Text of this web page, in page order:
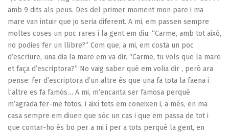
amb 9 dits als peus. Des del primer moment mon pare i ma
mare van intuir que jo seria diferent. A mi, em passen sempre
moltes coses un poc rares i la gent em diu: “Carme, amb tot això,
no podies fer un llibre?” Com que, a mi, em costa un poc
d’escriure, una dia la mare em va dir. “Carme, tu vols que la mare
et faça d’escriptora?” No vaig saber què em volia dir , però ara
pense: fer d’escriptora d’un altre és que una fa tota la faena i
l’altre es fa famós… A mi, m’encanta ser famosa perquè
m’agrada fer-me fotos, i així tots em coneixen i, a més, en ma
casa sempre em diuen que sóc un cas i que em passa de tot i
que contar-ho és bo per a mi i per a tots perquè la gent, en